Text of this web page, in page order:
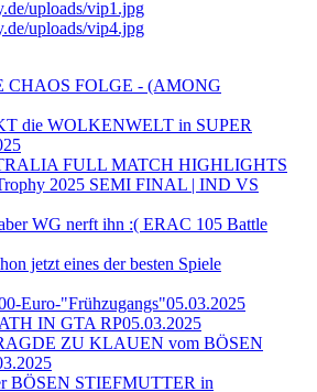
CHAOS FOLGE - (AMONG
die WOLKENWELT in SUPER
FULL MATCH HIGHLIGHTS
2025 SEMI FINAL | IND VS
WG nerft ihn :( ERAC 105 Battle
jetzt eines der besten Spiele
Euro-"Frühzugangs"05.03.2025
IN GTA RP05.03.2025
ZU KLAUEN vom BÖSEN
BÖSEN STIEFMUTTER in